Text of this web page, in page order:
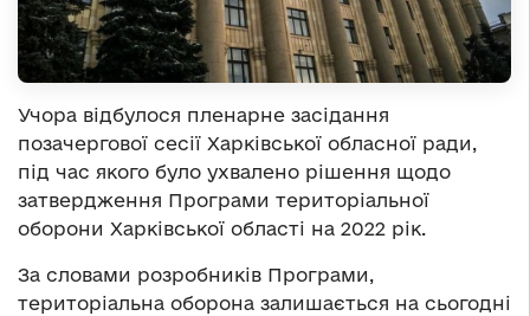
Учора відбулося пленарне засідання
позачергової сесії Харківської обласної ради,
під час якого було ухвалено рішення щодо
затвердження Програми територіальної
оборони Харківської області на 2022 рік.
За словами розробників Програми,
територіальна оборона залишається на сьогодні